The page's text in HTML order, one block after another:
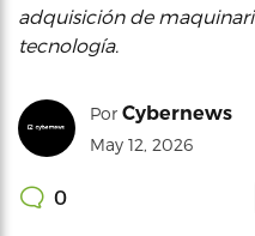
adquisición de
tecnología.
Por Cybernews
May 12, 2026
0